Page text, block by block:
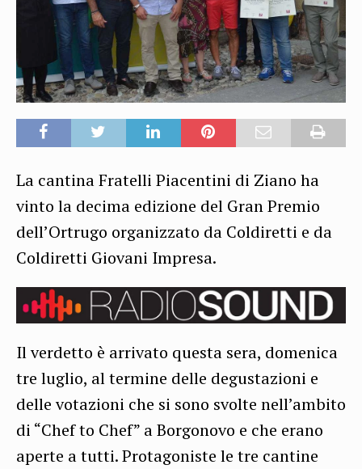
La cantina Fratelli Piacentini di Ziano ha
vinto la decima edizione del Gran Premio
dell’Ortrugo organizzato da Coldiretti e da
Coldiretti Giovani Impresa.
Il verdetto è arrivato questa sera, domenica
tre luglio, al termine delle degustazioni e
delle votazioni che si sono svolte nell’ambito
di “Chef to Chef” a Borgonovo e che erano
aperte a tutti. Protagoniste le tre cantine